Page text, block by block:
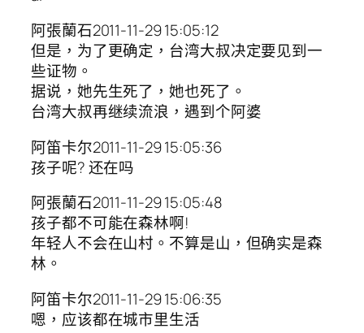
阿張蘭石2011-11-29 15:05:12
但是，为了更确定，台湾大叔决定要见到一
些证物。
据说，她先生死了，她也死了。
台湾大叔再继续流浪，遇到个阿婆
阿笛卡尔2011-11-29 15:05:36
孩子呢? 还在吗
阿張蘭石2011-11-29 15:05:48
孩子都不可能在森林啊!
年轻人不会在山村。不算是山，但确实是森
林。
阿笛卡尔2011-11-29 15:06:35
嗯，应该都在城市里生活